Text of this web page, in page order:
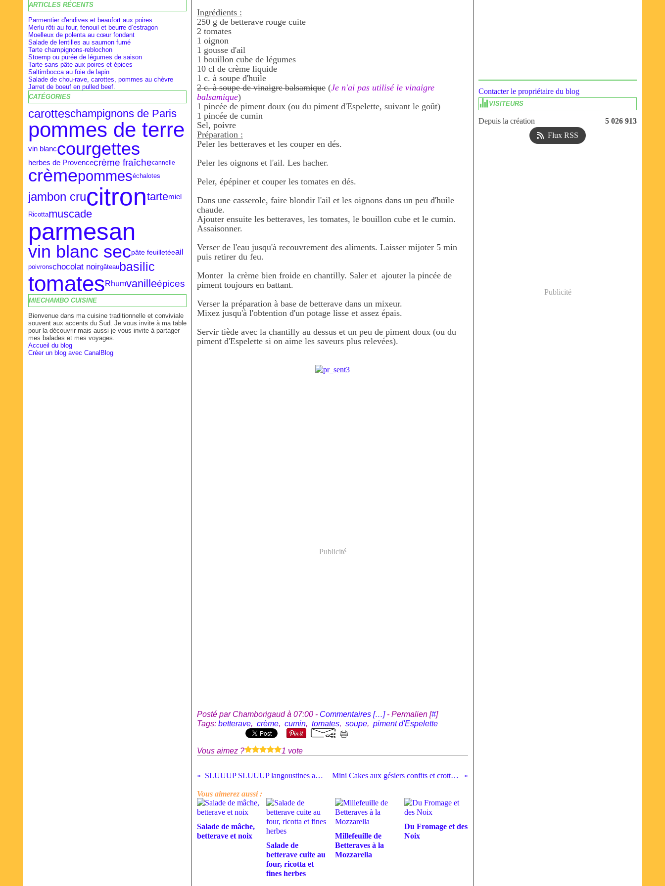
Février(9)
Janvier(8)
Février(16)
Janvier(18)
Avril(28)
Mars(27)
ARTICLES RÉCENTS
Parmentier d'endives et beaufort aux poires
Merlu rôti au four, fenouil et beurre d’estragon
Moelleux de polenta au cœur fondant
Salade de lentilles au saumon fumé
Tarte champignons-reblochon
Stoemp ou purée de légumes de saison
Tarte sans pâte aux poires et épices
Saltimbocca au foie de lapin
Salade de chou-rave, carottes, pommes au chèvre
Jarret de boeuf en pulled beef.
CATÉGORIES
carotteschampignons de Paris
pommes de terre
vin blanccourgettes
herbes de Provencecrème fraîchecannelle
crèmepommeséchalotes
jambon crucitrontartemiel
Ricottamuscade
parmesan
vin blanc secpâte feuilletéeail
poivronschocolat noirgâteaubasilic
tomatesRhumvanilleépices
MIECHAMBO CUISINE
Bienvenue dans ma cuisine traditionnelle et conviviale
souvent aux accents du Sud. Je vous invite à ma table
pour la découvrir mais aussi je vous invite à partager
mes balades et mes voyages.
Accueil du blog
Créer un blog avec CanalBlog
Ingrédients :
250 g de betterave rouge cuite
2 tomates
1 oignon
1 gousse d'ail
1 bouillon cube de légumes
10 cl de crème liquide
1 c. à soupe d'huile
2 c. à soupe de vinaigre balsamique (Je n'ai pas utilisé le vinaigre
balsamique)
1 pincée de piment doux (ou du piment d'Espelette, suivant le goût)
1 pincée de cumin
Sel, poivre
Préparation :
Peler les betteraves et les couper en dés.
Peler les oignons et l'ail. Les hacher.
Peler, épépiner et couper les tomates en dés.
Dans une casserole, faire blondir l'ail et les oignons dans un peu d'huile
chaude.
Ajouter ensuite les betteraves, les tomates, le bouillon cube et le cumin.
Assaisonner.
Verser de l'eau jusqu'à recouvrement des aliments. Laisser mijoter 5 min
puis retirer du feu.
Monter la crème bien froide en chantilly. Saler et ajouter la pincée de
piment toujours en battant.
Verser la préparation à base de betterave dans un mixeur.
Mixez jusqu'à l'obtention d'un potage lisse et assez épais.
Servir tiède avec la chantilly au dessus et un peu de piment doux (ou du
piment d'Espelette si on aime les saveurs plus relevées).
Publicité
Posté par Chamborigaud à 07:00 - Commentaires […]- Permalien [#]
Tags: betterave, crème, cumin, tomates, soupe, piment d'Espelette
Vous aimez ? 1 vote
SLUUUP SLUUUP langoustines aux boulettes de viande Mini Cakes aux gésiers confits et crottin de Chavignol de Lilo
Vous aimerez aussi :
Salade de mâche,
betterave et noix
Salade de
betterave cuite au
four, ricotta et
fines herbes
Millefeuille de
Betteraves à la
Mozzarella
Du Fromage et des
Noix
Contacter le propriétaire du blog
VISITEURS
Depuis la création
5 026 913
Flux RSS
Publicité